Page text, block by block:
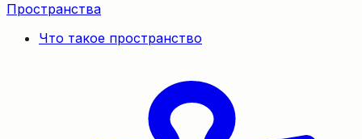
Пространства
Что такое пространство